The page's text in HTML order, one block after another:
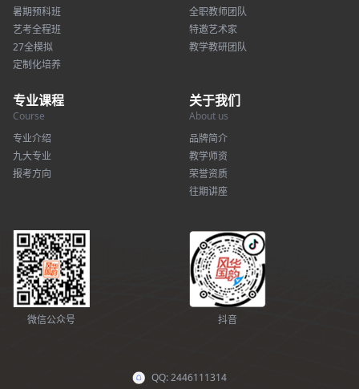
暑期预科班
艺考全程班
27全模拟
定制化培养
全职教师团队
特邀艺术家
教学教研团队
专业课程
Course
专业介绍
九大专业
报考方向
关于我们
About us
品牌简介
教学师资
荣誉资质
往期讲座
微信公众号 抖音
QQ: 2446111314